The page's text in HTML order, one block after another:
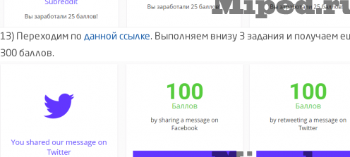
13) Переходим по данной ссылке. Выполняем внизу 3 задания и получаем
300 баллов.